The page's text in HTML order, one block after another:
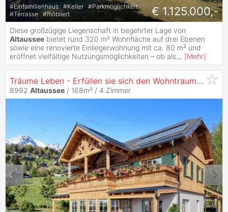
#Einfamilienhaus #Keller #Parkmöglichkeit
#Terrasse #möbliert € 1.125.000,-
Diese großzügige Liegenschaft in begehrter Lage von
Altaussee bietet rund 320 m² Wohnfläche auf drei Ebenen
sowie eine renovierte Einliegerwohnung mit ca. 80 m² und
eröffnet vielfältige Nutzungsmöglichkeiten – ob als... [Mehr]
Träume Leben - Erfüllen sie sich den Wohntraum in
8992 Altaussee / 168m² / 4 Zimmer